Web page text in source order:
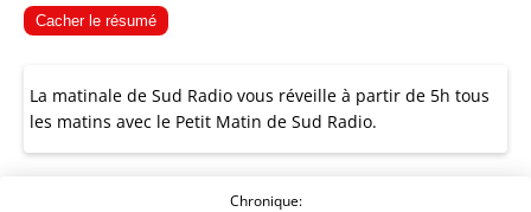
Cacher le résumé
La matinale de Sud Radio vous réveille à partir de 5h tous
les matins avec le Petit Matin de Sud Radio.
Chronique: